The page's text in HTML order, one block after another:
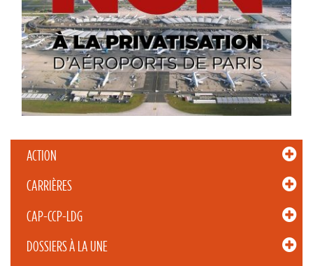
ACTION
CARRIÈRES
CAP-CCP-LDG
DOSSIERS À LA UNE